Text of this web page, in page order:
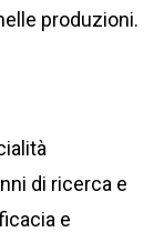
produzioni.
di ricerca e
e